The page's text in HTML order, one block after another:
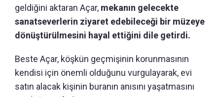
geldiğini aktaran Açar, mekanın gelecekte
sanatseverlerin ziyaret edebileceği bir müzeye
dönüştürülmesini hayal ettiğini dile getirdi.
Beste Açar, köşkün geçmişinin korunmasının
kendisi için önemli olduğunu vurgulayarak, evi
satın alacak kişinin buranın anısını yaşatmasını